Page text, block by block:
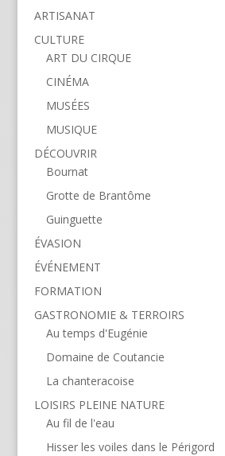
ARTISANAT
CULTURE
ART DU CIRQUE
CINÉMA
MUSÉES
MUSIQUE
DÉCOUVRIR
Bournat
Grotte de Brantôme
Guinguette
ÉVASION
ÉVÉNEMENT
FORMATION
GASTRONOMIE & TERROIRS
Au temps d'Eugénie
Domaine de Coutancie
La chanteracoise
LOISIRS PLEINE NATURE
Au fil de l'eau
Hisser les voiles dans le Périgord